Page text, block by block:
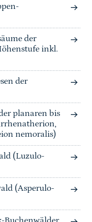
der
inkl.
der
planaren bis
nemoralis)
(Luzulo-
(Asperulo-